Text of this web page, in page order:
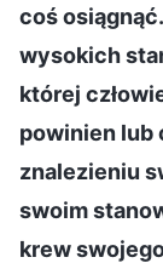
coś
wysokich
której
powinien lub
znalezieniu
swoim
krew